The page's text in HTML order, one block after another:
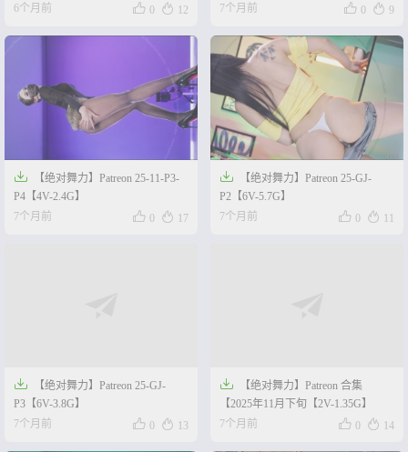
6个月前
 0  12
7个月前
 0  9

【绝对舞力】Patreon 25-11-P3-
P4【4V-2.4G】
7个月前
 0  17

【绝对舞力】Patreon 25-GJ-
P2【6V-5.7G】
7个月前
 0  11

【绝对舞力】Patreon 25-GJ-
P3【6V-3.8G】
7个月前
 0  13

【绝对舞力】Patreon 合集
【2025年11月下旬【2V-1.35G】
7个月前
 0  14